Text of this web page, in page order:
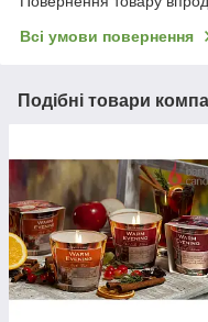
Всі умови повернення
Подібні товари